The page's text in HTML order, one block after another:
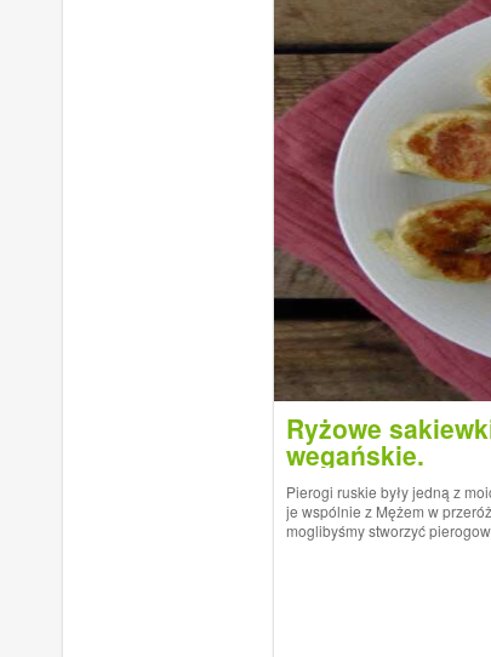
Ryżowe
wegańskie.
Pierogi ruskie były jedną z
je wspólnie z Mężem w
moglibyśmy stworzyć